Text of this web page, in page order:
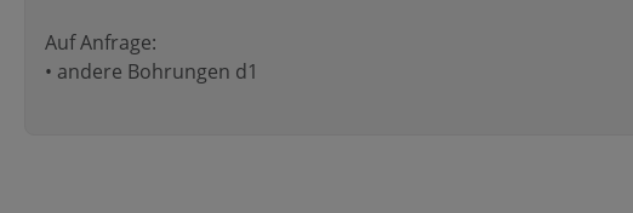
Auf Anfrage:
• andere Bohrungen d1